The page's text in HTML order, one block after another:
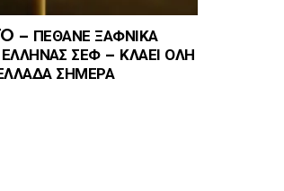
– ΠΕΘΑΝΕ ΞΑΦΝΙΚΑ
ΣΕΦ – ΚΛΑΕΙ ΟΛΗ
ΣΗΜΕΡΑ